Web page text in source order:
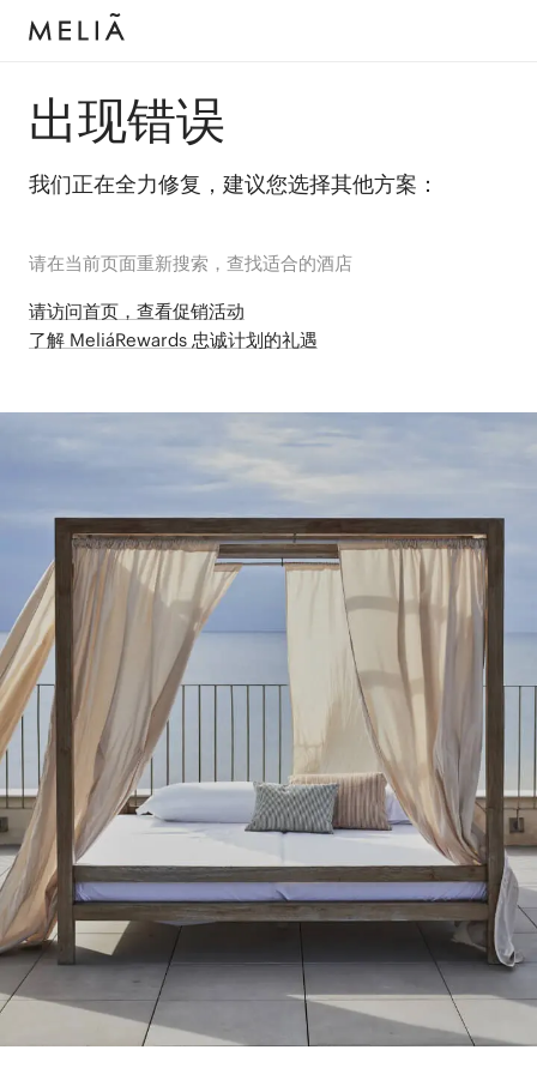
出现错误
我们正在全力修复，建议您选择其他方案：
请在当前页面重新搜索，查找适合的酒店
请访问首页，查看促销活动
了解 MeliáRewards 忠诚计划的礼遇